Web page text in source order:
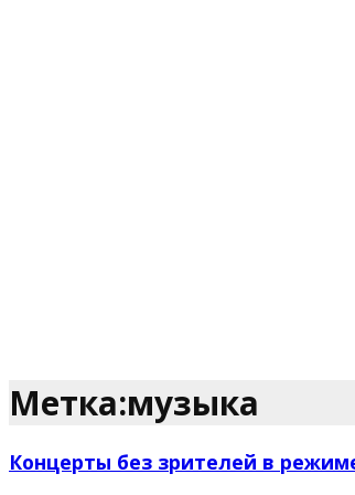
Метка:музыка
Концерты без зрителей в